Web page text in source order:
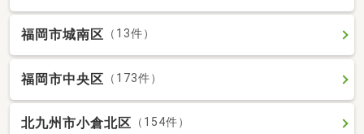
福岡市城南区 （13件）
福岡市中央区 （173件）
北九州市小倉北区 （154件）